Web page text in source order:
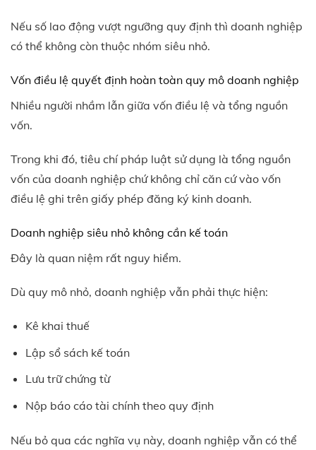
Nếu số lao động vượt ngưỡng quy định thì doanh nghiệp
có thể không còn thuộc nhóm siêu nhỏ.
Vốn điều lệ quyết định hoàn toàn quy mô doanh nghiệp
Nhiều người nhầm lẫn giữa vốn điều lệ và tổng nguồn
vốn.
Trong khi đó, tiêu chí pháp luật sử dụng là tổng nguồn
vốn của doanh nghiệp chứ không chỉ căn cứ vào vốn
điều lệ ghi trên giấy phép đăng ký kinh doanh.
Doanh nghiệp siêu nhỏ không cần kế toán
Đây là quan niệm rất nguy hiểm.
Dù quy mô nhỏ, doanh nghiệp vẫn phải thực hiện:
Kê khai thuế
Lập sổ sách kế toán
Lưu trữ chứng từ
Nộp báo cáo tài chính theo quy định
Nếu bỏ qua các nghĩa vụ này, doanh nghiệp vẫn có thể